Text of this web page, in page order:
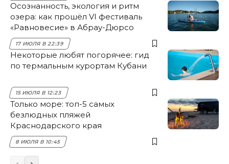
Осознанность, экология и ритм
озера: как прошёл VI фестиваль
«Равновесие» в Абрау-Дюрсо
17 ИЮЛЯ В 22:39
Некоторые любят погорячее: гид
по термальным курортам Кубани
15 ИЮЛЯ В 12:23
Только море: топ-5 самых
безлюдных пляжей
Краснодарского края
8 ИЮЛЯ В 10:45